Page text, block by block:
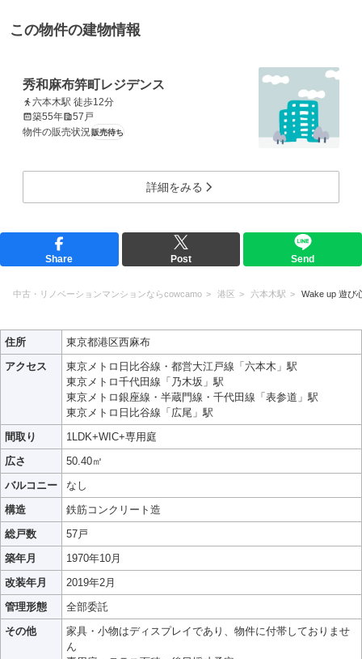
この物件の建物情報
秀和麻布笄町レジデンス
六本木駅 徒歩12分
築55年
57戸
物件の販売状況販売待ち
詳細をみる
Share Post Send
中古・リノベーションマンションならcowcamo 港区 六本木駅 Wake up 遊び
住所
東京都港区西麻布
アクセス
東京メトロ日比谷線・都営大江戸線「六本木」駅
東京メトロ千代田線「乃木坂」駅
東京メトロ銀座線・半蔵門線・千代田線「表参道」駅
東京メトロ日比谷線「広尾」駅
間取り
1LDK+WIC+専用庭
広さ
50.40㎡
バルコニー
なし
構造
鉄筋コンクリート造
総戸数
57戸
築年月
1970年10月
改装年月
2019年2月
管理形態
全部委託
その他
家具・小物はディスプレイであり、物件に付帯しておりませ
ん